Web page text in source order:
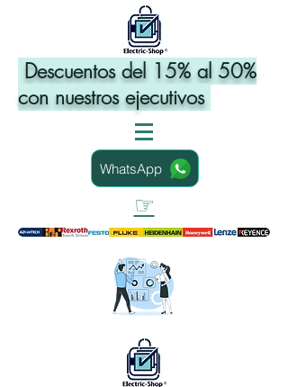
Descuentos del 15% al 50%
con nuestros ejecutivos
WhatsApp
☞